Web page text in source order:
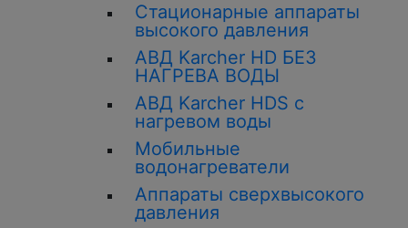
Стационарные аппараты
высокого давления
АВД Karcher HD БЕЗ
НАГРЕВА ВОДЫ
АВД Karcher HDS с
нагревом воды
Мобильные
водонагреватели
Аппараты сверхвысокого
давления